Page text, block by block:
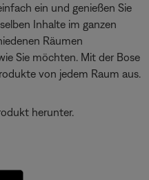
ein und genießen Sie
Inhalte im ganzen
Räumen
Sie möchten. Mit der Bose
von jedem Raum aus.
herunter.